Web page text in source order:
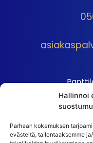
Hallinnoi
Parhaan kokemuksen
evästeitä, tallentaaksemme